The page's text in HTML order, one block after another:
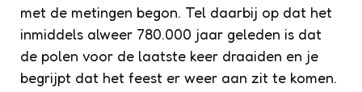
met de metingen begon. Tel daarbij op dat het
inmiddels alweer 780.000 jaar geleden is dat
de polen voor de laatste keer draaiden en je
begrijpt dat het feest er weer aan zit te komen.